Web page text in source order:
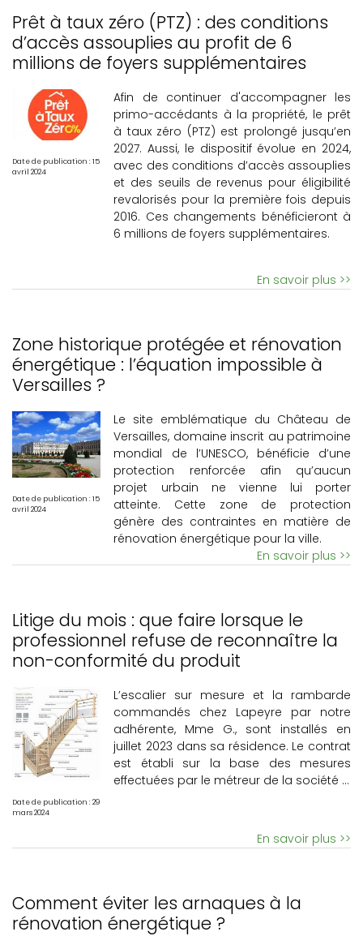
Prêt à taux zéro (PTZ) : des conditions
d’accès assouplies au profit de 6
millions de foyers supplémentaires
Date de publication : 15
avril 2024
Afin de continuer d'accompagner les
primo-accédants à la propriété, le prêt
à taux zéro (PTZ) est prolongé jusqu’en
2027. Aussi, le dispositif évolue en 2024,
avec des conditions d’accès assouplies
et des seuils de revenus pour éligibilité
revalorisés pour la première fois depuis
2016. Ces changements bénéficieront à
6 millions de foyers supplémentaires.
En savoir plus >>
Zone historique protégée et rénovation
énergétique : l’équation impossible à
Versailles ?
Date de publication : 15
avril 2024
Le site emblématique du Château de
Versailles, domaine inscrit au patrimoine
mondial de l’UNESCO, bénéficie d’une
protection renforcée afin qu’aucun
projet urbain ne vienne lui porter
atteinte. Cette zone de protection
génère des contraintes en matière de
rénovation énergétique pour la ville.
En savoir plus >>
Litige du mois : que faire lorsque le
professionnel refuse de reconnaître la
non-conformité du produit
Date de publication : 29
mars 2024
L’escalier sur mesure et la rambarde
commandés chez Lapeyre par notre
adhérente, Mme G., sont installés en
juillet 2023 dans sa résidence. Le contrat
est établi sur la base des mesures
effectuées par le métreur de la société ...
En savoir plus >>
Comment éviter les arnaques à la
rénovation énergétique ?